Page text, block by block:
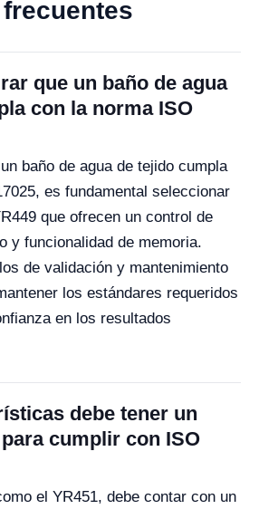
que un baño de agua
con la norma ISO
baño de agua de tejido cumpla
es fundamental seleccionar
que ofrecen un control de
y funcionalidad de memoria.
de validación y mantenimiento
los estándares requeridos
en los resultados
debe tener un
cumplir con ISO
el YR451, debe contar con un